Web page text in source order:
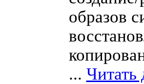
образов
... Читать